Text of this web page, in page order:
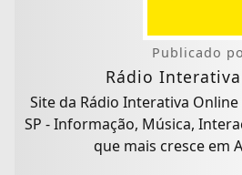
Publicado
Rádio
Site da Rádio Interativa
SP - Informação, Música, Interação. " A Rádio
que mais cresce em